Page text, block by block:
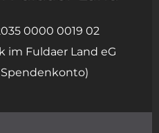
0000 0019 02
im Fuldaer Land eG